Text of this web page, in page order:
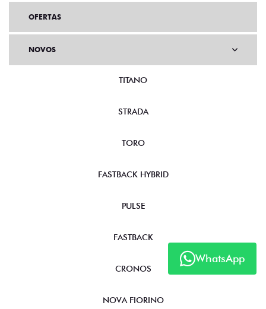
WhatsApp
OFERTAS
NOVOS
TITANO
STRADA
TORO
FASTBACK HYBRID
PULSE
FASTBACK
CRONOS
NOVA FIORINO